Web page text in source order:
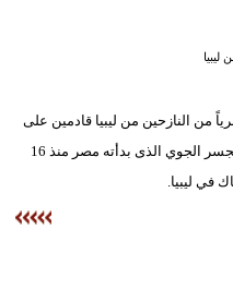
أزياء
إسلامية
علوم
ليبيا
الأحد 250 مصرياً من النازحين من ليبيا قادمين على
طائرة من مطار جربا التونسي في إطار الجسر الجوي الذى بدأته مصر منذ 16
في ليبيا.